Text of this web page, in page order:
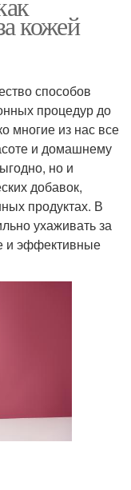
кожей
способов
процедур до
многие из нас все
и домашнему
но и
добавок,
продуктах. В
ухаживать за
и эффективные